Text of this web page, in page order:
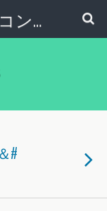
PCパーツと自作パソコン・組み立てパソコンの専門店 | PCワンズ
#